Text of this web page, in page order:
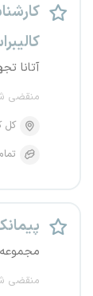
آتانا
منقضی
کل
منقضی